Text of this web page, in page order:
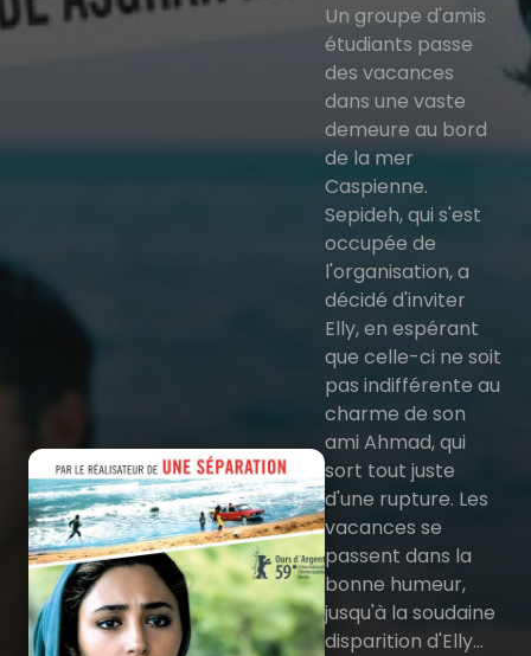
Un groupe d'amis
étudiants passe
des vacances
dans une vaste
demeure au bord
de la mer
Caspienne.
Sepideh, qui s'est
occupée de
l'organisation, a
décidé d'inviter
Elly, en espérant
que celle-ci ne soit
pas indifférente au
charme de son
ami Ahmad, qui
sort tout juste
d'une rupture. Les
vacances se
passent dans la
bonne humeur,
jusqu'à la soudaine
disparition d'Elly...